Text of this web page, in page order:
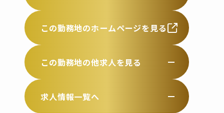
この勤務地のホームページを見る
この勤務地の他求人を見る
求人情報一覧へ